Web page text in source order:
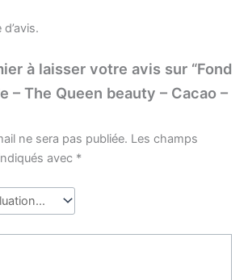
à laisser votre avis sur “Fond
– The Queen beauty – Cacao –
ne sera pas publiée. Les champs
avec *